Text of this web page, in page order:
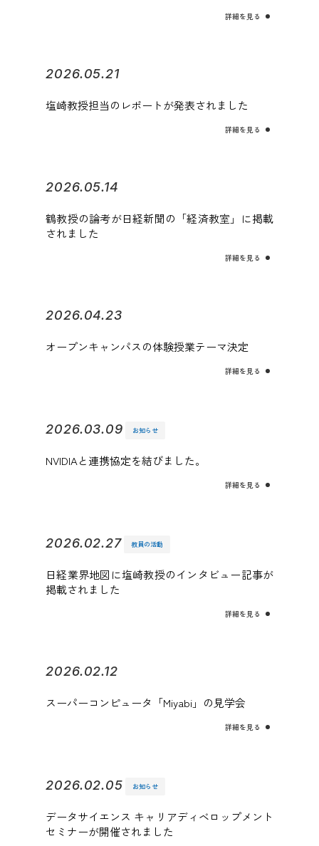
詳細を見る
2026.05.21
塩崎教授担当のレポートが発表されました
詳細を見る
2026.05.14
鶴教授の論考が日経新聞の「経済教室」に掲載
されました
詳細を見る
2026.04.23
オープンキャンパスの体験授業テーマ決定
詳細を見る
2026.03.09 お知らせ
NVIDIAと連携協定を結びました。
詳細を見る
2026.02.27 教員の活動
日経業界地図に塩崎教授のインタビュー記事が
掲載されました
詳細を見る
2026.02.12
スーパーコンピュータ「Miyabi」の見学会
詳細を見る
2026.02.05 お知らせ
データサイエンス キャリアディベロップメント
セミナーが開催されました